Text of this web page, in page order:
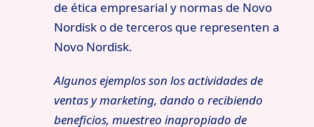
de ética empresarial y normas de Novo
Nordisk o de terceros que representen a
Novo Nordisk.
Algunos ejemplos son los actividades de
ventas y marketing, dando o recibiendo
beneficios, muestreo inapropiado de